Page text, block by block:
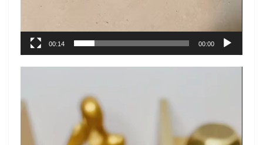
00:00
00:14